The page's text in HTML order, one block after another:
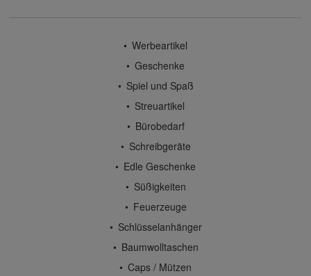
Werbeartikel
Geschenke
Spiel und Spaß
Streuartikel
Bürobedarf
Schreibgeräte
Edle Geschenke
Süßigkeiten
Feuerzeuge
Schlüsselanhänger
Baumwolltaschen
Caps / Mützen